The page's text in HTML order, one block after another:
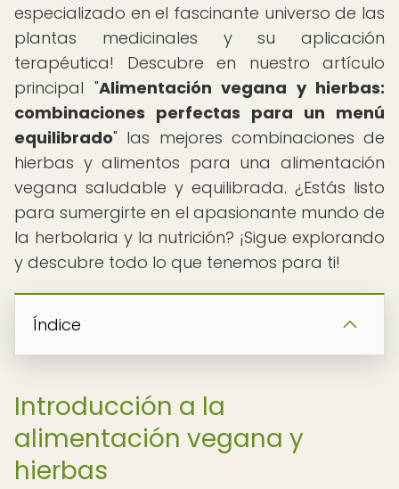
especializado en el fascinante universo de las
plantas medicinales y su aplicación
terapéutica! Descubre en nuestro artículo
principal "Alimentación vegana y hierbas:
combinaciones perfectas para un menú
equilibrado" las mejores combinaciones de
hierbas y alimentos para una alimentación
vegana saludable y equilibrada. ¿Estás listo
para sumergirte en el apasionante mundo de
la herbolaria y la nutrición? ¡Sigue explorando
y descubre todo lo que tenemos para ti!
Índice
Introducción a la
alimentación vegana y
hierbas